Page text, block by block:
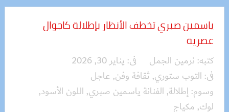
ياسمين صبري تخطف الأنظار بإطلالة كاجوال
عصرية
كتبه: نرمين الجمل فى: يناير 30, 2026
فى: التوب ستوري, ثقافة وفن, عاجل
وسوم: إطلالة, الفنانة ياسمين صبري, اللون الأسود,
لوك, مكياج